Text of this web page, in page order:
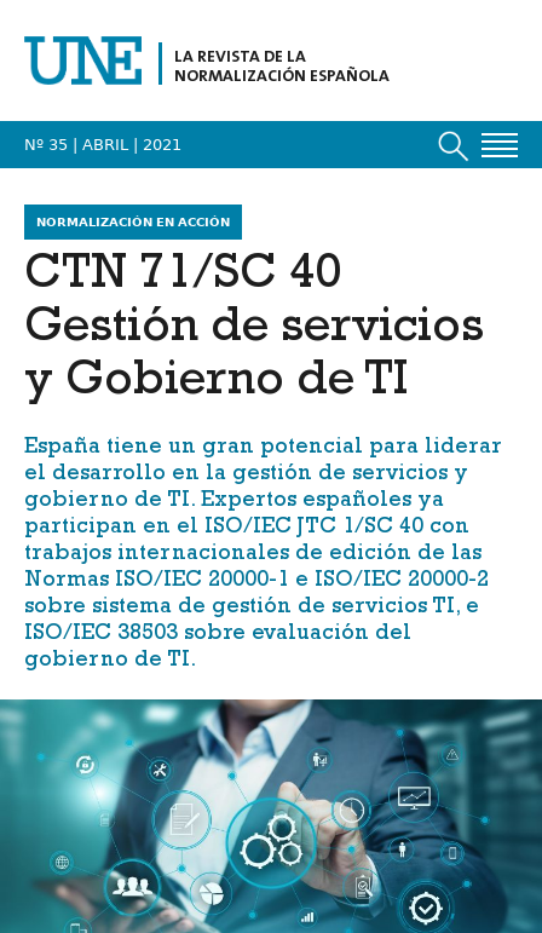
LA REVISTA DE LA
NORMALIZACIÓN ESPAÑOLA
Nº 35 | ABRIL| 2021
NORMALIZACIÓN EN ACCIÓN
CTN 71/SC 40
Gestión de servicios
y Gobierno de TI
España tiene un gran potencial para liderar
el desarrollo en la gestión de servicios y
gobierno de TI. Expertos españoles ya
participan en el ISO/IEC JTC 1/SC 40 con
trabajos internacionales de edición de las
Normas ISO/IEC 20000-1 e ISO/IEC 20000-2
sobre sistema de gestión de servicios TI, e
ISO/IEC 38503 sobre evaluación del
gobierno de TI.